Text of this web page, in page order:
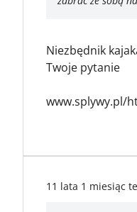
Niezbędnik
Twoje pytanie
www.splywy.pl/
11 lata 1 miesiąc